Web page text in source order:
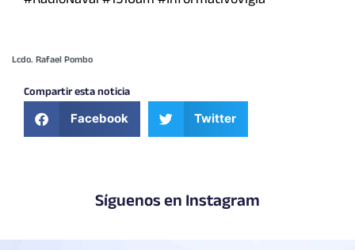
Lcdo. Rafael Pombo
Compartir esta noticia
Facebook Twitter
Síguenos en Instagram